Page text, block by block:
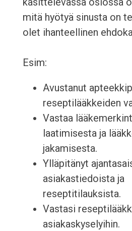
mitä hyötyä sinusta on
olet ihanteellinen
Esim:
Avustanut
reseptilääkkeiden
Vastaa
laatimisesta ja
jakamisesta.
Ylläpitänyt
asiakastiedoista ja
reseptitilauksista.
Vastasi
asiakaskyselyihin.